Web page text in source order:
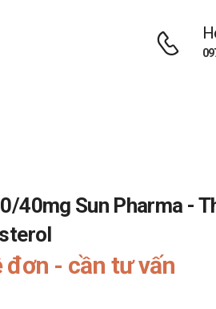
40mg Sun Pharma -
đơn - cần tư vấn